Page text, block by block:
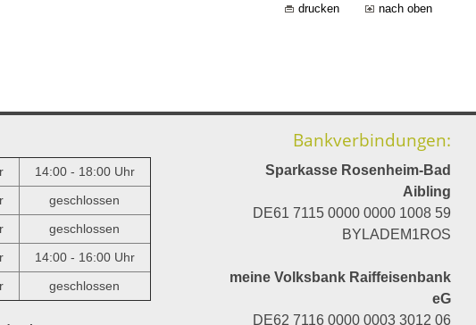
drucken nach oben
14:00 - 18:00 Uhr
geschlossen
geschlossen
14:00 - 16:00 Uhr
geschlossen
Bankverbindungen:
Sparkasse Rosenheim-Bad
Aibling
DE61 7115 0000 0000 1008 59
BYLADEM1ROS
meine Volksbank Raiffeisenbank
eG
DE62 7116 0000 0003 3012 06